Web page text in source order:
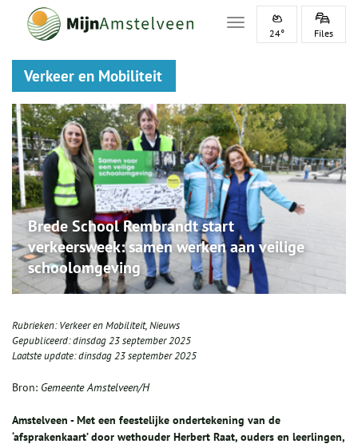
Toggle navigation
24° Files
Verkeer en Mobiliteit
Brede School Rembrandt start
verkeersweek: samen werken aan veilige
schoolomgeving
Rubrieken:Verkeer en Mobiliteit,Nieuws
Gepubliceerd:dinsdag 23 september 2025
Laatste update:dinsdag 23 september 2025
Bron: Gemeente Amstelveen/H
Amstelveen - Met een feestelijke ondertekening van de
‘afsprakenkaart’ door wethouder Herbert Raat, ouders en leerlingen,